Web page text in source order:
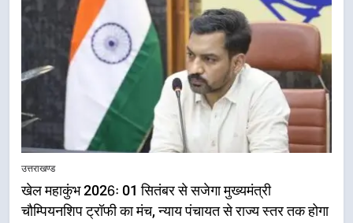
उत्तराखण्ड
खेल महाकुंभ 2026ः 01 सितंबर से सजेगा मुख्यमंत्री
चौम्पियनशिप ट्रॉफी का मंच, न्याय पंचायत से राज्य स्तर तक होगा